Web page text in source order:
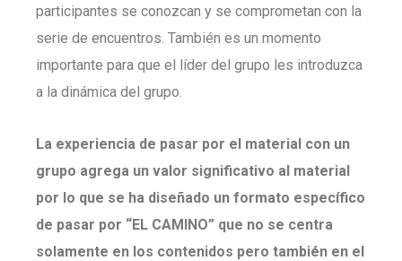
participantes se conozcan y se comprometan con la
serie de encuentros. También es un momento
importante para que el líder del grupo les introduzca
a la dinámica del grupo.
La experiencia de pasar por el material con un
grupo agrega un valor significativo al material
por lo que se ha diseñado un formato específico
de pasar por “EL CAMINO” que no se centra
solamente en los contenidos pero también en el